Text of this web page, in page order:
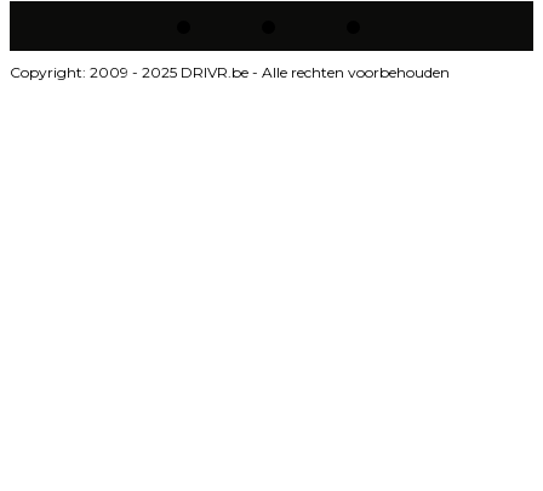
Copyright: 2009 - 2025 DRIVR.be - Alle rechten voorbehouden